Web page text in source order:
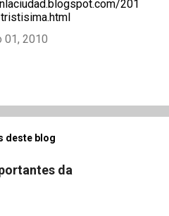
201
01, 2010
deste blog
da